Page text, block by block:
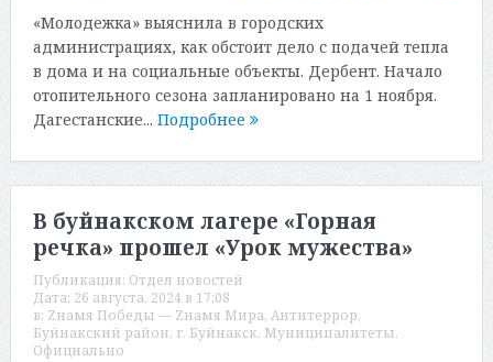
«Молодежка» выяснила в городских
администрациях, как обстоит дело с подачей тепла
в дома и на социальные объекты. Дербент. Начало
отопительного сезона запланировано на 1 ноября.
Дагестанские... Подробнее
В буйнакском лагере «Горная
речка» прошел «Урок мужества»
Публикация: Отдел новостей
Дата: 26 августа, 2024 в 17:08
в: Zнамя Победы — Zнамя Мира, Антитеррор,
Буйнакский район, г. Буйнакск, Муниципалитеты,
Официально